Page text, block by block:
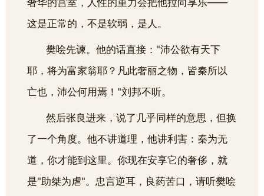
奢华的宫室，人性的重力会把他拉向享乐——
这是正常的，不是软弱，是人。
樊哙先谏。他的话直接："沛公欲有天下
耶，将为富家翁耶？凡此奢丽之物，皆秦所以
亡也，沛公何用焉！"刘邦不听。
然后张良进来，说了几乎同样的意思，但换
了一个角度。他不讲道理，他讲利害：秦为无
道，你才能到这里。你现在安享它的奢侈，就
是"助桀为虐"。忠言逆耳，良药苦口，请听樊哙